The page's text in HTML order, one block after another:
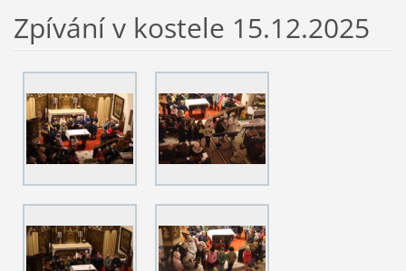
Zpívání v kostele 15.12.2025